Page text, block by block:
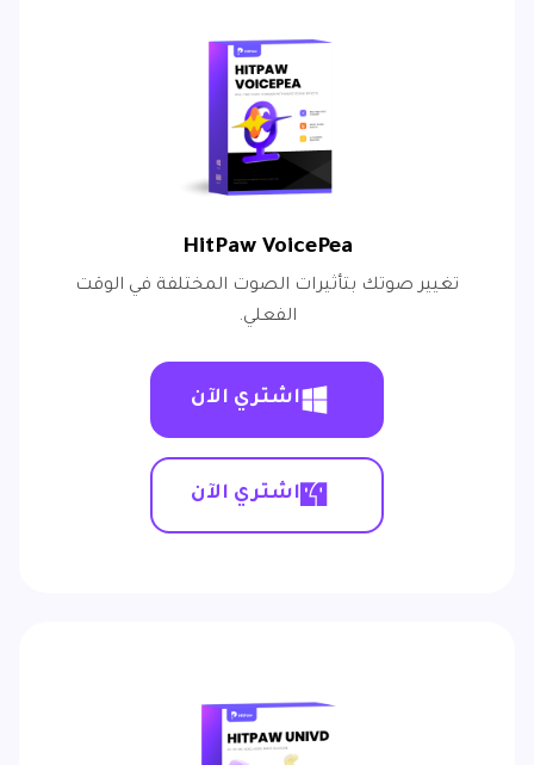
HitPaw VoicePea
تغيير صوتك بتأثيرات الصوت المختلفة في الوقت
الفعلي.
اشتري الآن
اشتري الآن